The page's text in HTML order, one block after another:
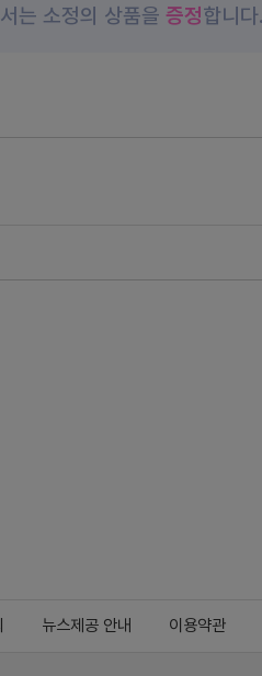
는 소정의 상품을 증정합니다.
뉴스제공 안내 이용약관